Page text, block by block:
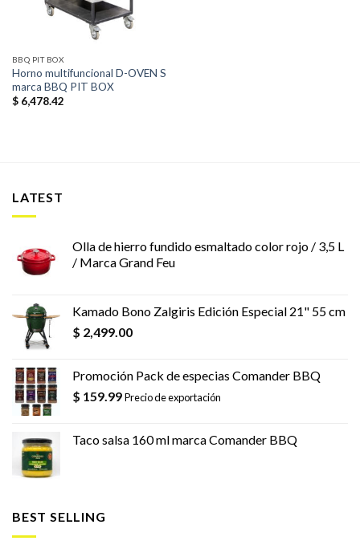
BBQ PIT BOX
Horno multifuncional D-OVEN S
marca BBQ PIT BOX
$6,478.42
LATEST
Olla de hierro fundido esmaltado color rojo / 3,5 L
/ Marca Grand Feu
Kamado Bono Zalgiris Edición Especial 21" 55 cm
$ 2,499.00
Promoción Pack de especias Comander BBQ
$ 159.99Precio de exportación
Taco salsa 160 ml marca Comander BBQ
BEST SELLING